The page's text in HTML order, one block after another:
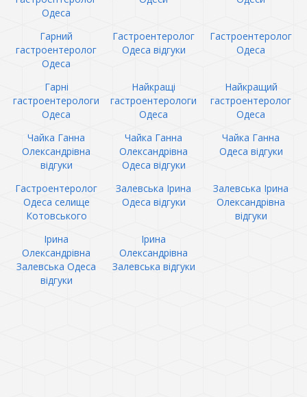
Одеса
Гарний
гастроентеролог
Одеса
Гастроентеролог
Одеса відгуки
Гастроентеролог
Одеса
Гарні
гастроентерологи
Одеса
Найкращі
гастроентерологи
Одеса
Найкращий
гастроентеролог
Одеса
Чайка Ганна
Олександрівна
відгуки
Чайка Ганна
Олександрівна
Одеса відгуки
Чайка Ганна
Одеса відгуки
Гастроентеролог
Одеса селище
Котовського
Залевська Ірина
Одеса відгуки
Залевська Ірина
Олександрівна
відгуки
Ірина
Олександрівна
Залевська Одеса
відгуки
Ірина
Олександрівна
Залевська відгуки